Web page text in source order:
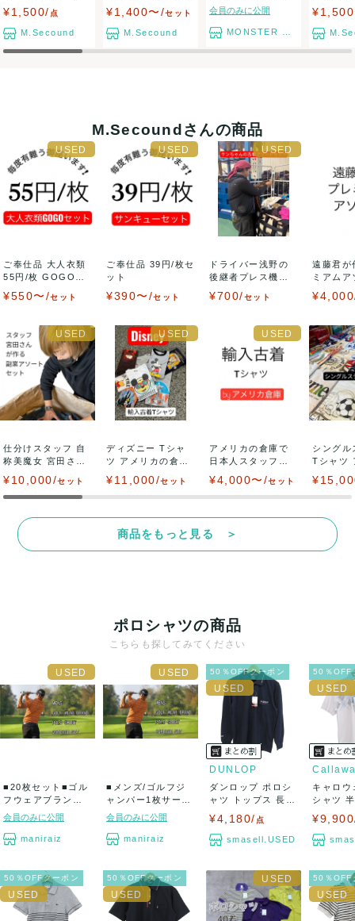
ド...
¥1,500/ 点
M.Secound
り 大量...
¥1,400〜/セット
M.Secound
アソートセット ...
会員のみに公開
MONSTER TYM
パ...
M.Secoundさんの商品
ご奉仕品 大人衣類
55円/枚 GOGOセ
¥550〜/セット
ご奉仕品 39円/枚セ
ット
¥390〜/セット
ドライバー浅野の
後継者プレス機の
セ...
¥700/セット
遠藤君が
ミアム
仕分けスタッフ 自
称美魔女 宮田さん
¥10,000/セット
ディズニー Tシャ
ツ アメリカの倉庫
¥11,000/セット
アメリカの倉庫で
日本人スタッフが
ピ...
¥4,000〜/セット
シングル
Tシャツ
商品をもっと見る ＞
ポロシャツの商品
こちらも探してみてください
■20枚セット■ゴル
フウェアブランド
半袖ポロシャツ...
会員のみに公開
maniraiz
■メンズ/ゴルフジ
ャンパー1枚サービ
ス！！！■ゴル...
会員のみに公開
maniraiz
50％OFFクーポン
DUNLOP
ダンロップ ポロシ
ャツ トップス 長袖
¥4,180/ 点
smasell.USED
50％OFF
キャロウ
シャツ
50％OFFクーポン 50％OFFクーポン 50％OFF